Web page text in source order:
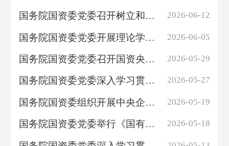
国务院国资委党委召开树立和践行正确政绩观学习教育督导组工作座谈会暨第二... 2026-06-12
国务院国资委党委开展理论学习中心组集体学习 牢固树立和践行正确政绩观 扎... 2026-06-05
国务院国资委党委召开国资央企树立和践行正确政绩观学习教育工作专班座谈会 2026-05-29
国务院国资委党委深入学习贯彻习近平总书记关于统计工作的重要论述 持续提升... 2026-05-27
国务院国资委组织开展中央企业生态环境保护工作专题学习 统筹推进高质量发展... 2026-05-19
国务院国资委党委举行《国有企业领导人员廉洁从业规定》专题学习 推动干净担... 2026-05-18